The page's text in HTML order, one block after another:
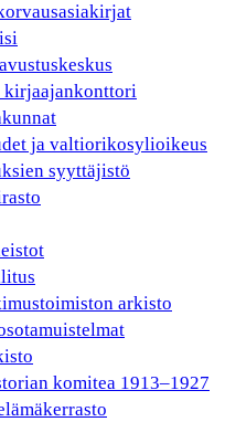
kirjaajankonttori
ja valtiorikosylioikeus
syyttäjistö
arkisto
komitea 1913–1927